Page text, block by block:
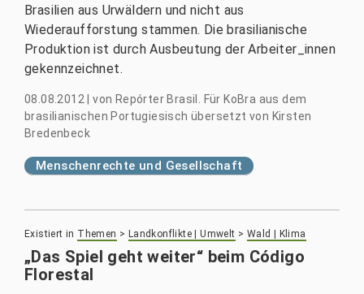
Brasilien aus Urwäldern und nicht aus
Wiederaufforstung stammen. Die brasilianische
Produktion ist durch Ausbeutung der Arbeiter_innen
gekennzeichnet.
08.08.2012 |von Repórter Brasil. Für KoBra aus dem
brasilianischen Portugiesisch übersetzt von Kirsten
Bredenbeck
Menschenrechte und Gesellschaft
Existiert in Themen > Landkonflikte | Umwelt > Wald | Klima
„Das Spiel geht weiter“ beim Código
Florestal